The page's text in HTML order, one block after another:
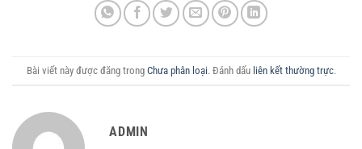
Bài viết này được đăng trong Chưa phân loại. Đánh dấu liên kết thường trực.
ADMIN